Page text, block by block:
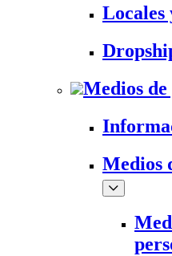
Locales
Medios de
Medios